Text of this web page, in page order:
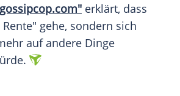
erklärt, dass
gehe, sondern sich
auf andere Dinge